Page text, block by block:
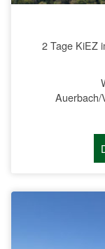
2 Tage KiEZ
Auerbach/